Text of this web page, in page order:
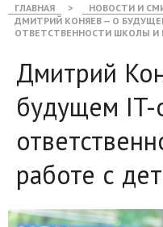
ГЛАВНАЯ > НОВОСТИ И
ДМИТРИЙ КОНЯЕВ — О
ОТВЕТСТВЕННОСТИ ШКОЛЫ И
Дмитрий
будущем IT-
работе с